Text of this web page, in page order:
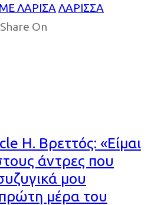
ΛΑΡΙΣΑ ΛΑΡΙΣΣΑ
Share On
Η. Βρεττός: «Είμαι
άντρες που
μου
μέρα του